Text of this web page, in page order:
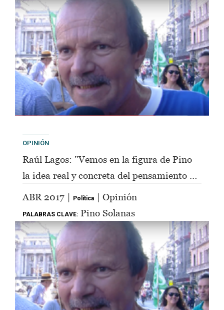
OPINIÓN
Raúl Lagos: "Vemos en la figura de Pino
la idea real y concreta del pensamiento de
Perón"
ABR 2017 | Política | Opinión
PALABRAS CLAVE: Pino Solanas